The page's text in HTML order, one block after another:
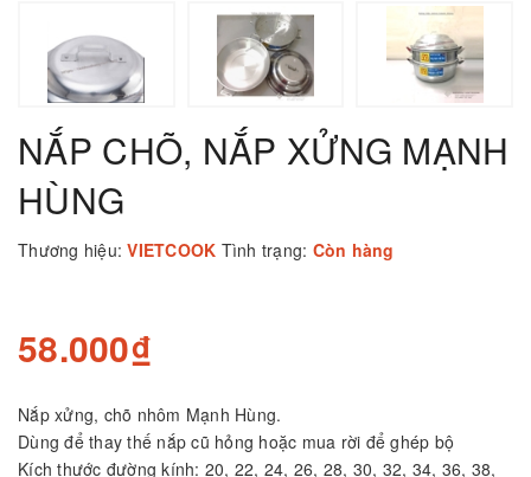
NẮP CHÕ, NẮP XỬNG MẠNH
HÙNG
Thương hiệu: VIETCOOK Tình trạng: Còn hàng
58.000₫
Nắp xửng, chõ nhôm Mạnh Hùng.
Dùng để thay thế nắp cũ hỏng hoặc mua rời để ghép bộ
Kích thước đường kính: 20, 22, 24, 26, 28, 30, 32, 34, 36, 38,